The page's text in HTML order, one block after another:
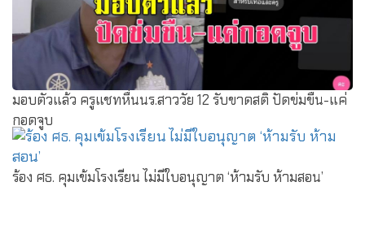
มอบตัวแล้ว ครูแชทหื่นนร.สาววัย 12 รับขาดสติ ปัดข่มขืน-แค่
กอดจูบ
ร้อง ศธ. คุมเข้มโรงเรียน ไม่มีใบอนุญาต ‘ห้ามรับ ห้ามสอน’